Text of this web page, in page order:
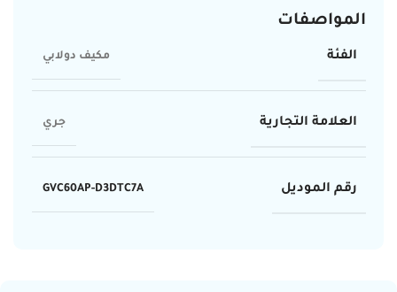
المواصفات
الفئة مكيف دولابي
العلامة التجارية جري
رقم الموديل GVC60AP-D3DTC7A